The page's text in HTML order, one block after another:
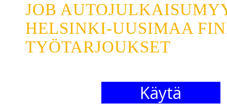
JOB
HELSINKI-UUSIMAA
TYÖTARJOUKSET
Käytä